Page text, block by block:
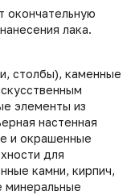
окончательную
лака.
столбы), каменные
элементы из
настенная
и окрашенные
для
камни, кирпич,
минеральные